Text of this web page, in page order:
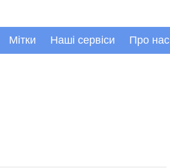
Мітки Наші сервіси Про нас